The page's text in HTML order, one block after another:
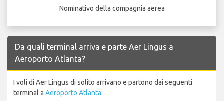
Nominativo della compagnia aerea
Da quali terminal arriva e parte Aer Lingus a
Aeroporto Atlanta?
I voli di Aer Lingus di solito arrivano e partono dai seguenti
terminal a Aeroporto Atlanta: